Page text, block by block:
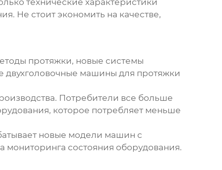
технические характеристики
Не стоит экономить на качестве,
протяжки, новые системы
двухголовочные машины для протяжки
Потребители все больше
которое потребляет меньше
новые модели машин с
мониторинга состояния оборудования.